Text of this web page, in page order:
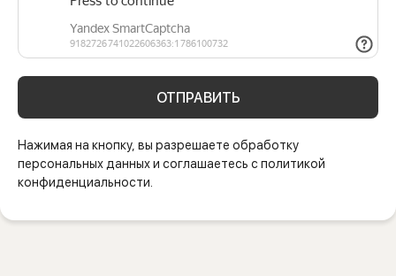
ОТПРАВИТЬ
Нажимая на кнопку, вы разрешаете обработку
персональных данных и соглашаетесь с политикой
конфиденциальности.